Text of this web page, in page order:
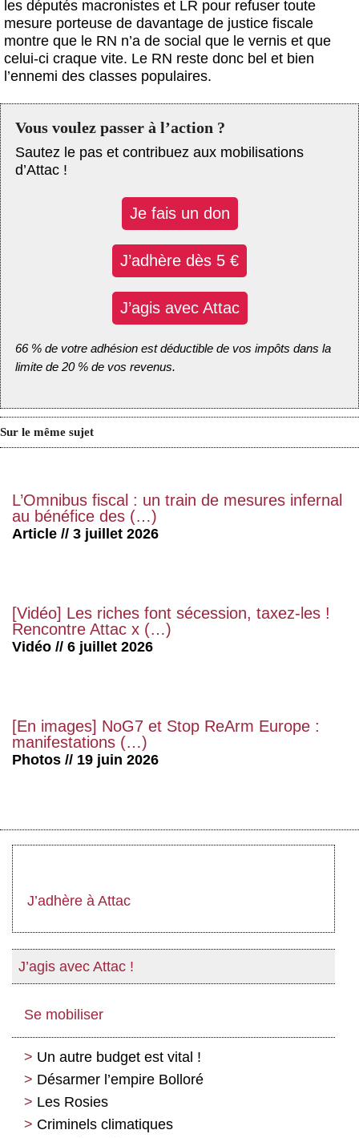
les députés macronistes et LR pour refuser toute
mesure porteuse de davantage de justice fiscale
montre que le RN n’a de social que le vernis et que
celui-ci craque vite. Le RN reste donc bel et bien
l’ennemi des classes populaires.
Vous voulez passer à l’action ?
Sautez le pas et contribuez aux mobilisations
d’Attac !
Je fais un don
J’adhère dès 5 €
J’agis avec Attac
66 % de votre adhésion est déductible de vos impôts dans la
limite de 20 % de vos revenus.
Sur le même sujet
L’Omnibus fiscal : un train de mesures infernal
au bénéfice des (…)
Article // 3 juillet 2026
[Vidéo] Les riches font sécession, taxez-les !
Rencontre Attac x (…)
Vidéo // 6 juillet 2026
[En images] NoG7 et Stop ReArm Europe :
manifestations (…)
Photos // 19 juin 2026
J’adhère à Attac
J’agis avec Attac !
Se mobiliser
Un autre budget est vital !
Désarmer l’empire Bolloré
Les Rosies
Criminels climatiques